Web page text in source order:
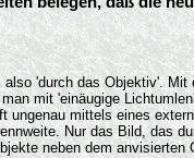
'durch das Objektiv'.
mit 'einäugige
mittels eines
Nur das Bild, das
neben dem